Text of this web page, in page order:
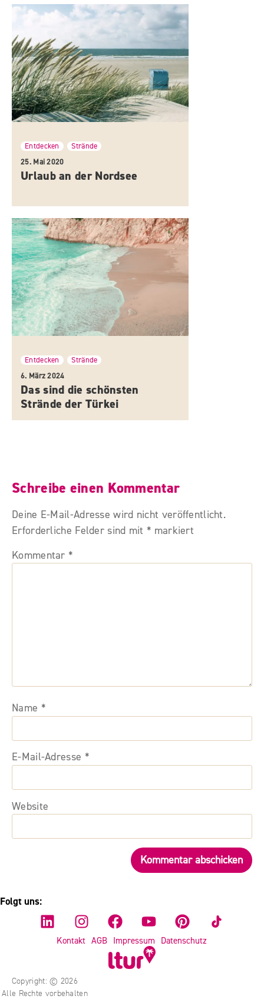
Entdecken , Strände
25. Mai 2020
Urlaub an der Nordsee
Entdecken , Strände
6. März 2024
Das sind die schönsten
Strände der Türkei
Schreibe einen Kommentar
Deine E-Mail-Adresse wird nicht veröffentlicht.
Erforderliche Felder sind mit * markiert
Kommentar *
Name *
E-Mail-Adresse *
Website
Copyright: © 2026
Alle Rechte vorbehalten
Kontakt AGB Impressum Datenschutz
Folgt uns: